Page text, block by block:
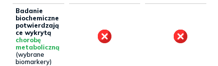
Badanie
biochemiczne
potwierdzają
ce wykrytą
chorobę
metaboliczną
(wybrane
biomarkery)